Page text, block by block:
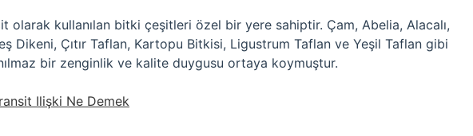
olarak kullanılan bitki çeşitleri özel bir yere sahiptir. Çam, Abelia, Alacalı,
Dikeni, Çıtır Taflan, Kartopu Bitkisi, Ligustrum Taflan ve Yeşil Taflan gibi
bir zenginlik ve kalite duygusu ortaya koymuştur.
Ilişki Ne Demek